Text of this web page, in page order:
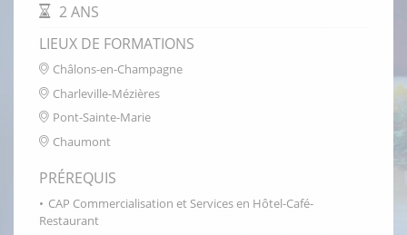
DURÉE DE LA FORMATION
2 ANS
LIEUX DE FORMATIONS
Châlons-en-Champagne
Charleville-Mézières
Pont-Sainte-Marie
Chaumont
PRÉREQUIS
CAP Commercialisation et Services en Hôtel-Café-
Restaurant